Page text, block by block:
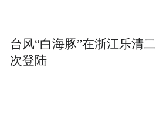
台风“白海豚”在浙江乐清二
次登陆